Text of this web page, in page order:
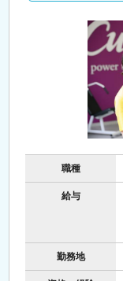
職種
給与
勤務地